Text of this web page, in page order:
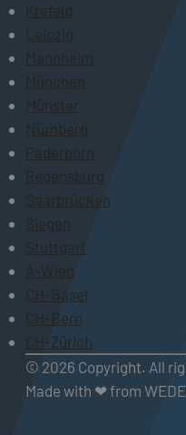
Krefeld
Leipzig
Mannheim
München
Münster
Nürnberg
Paderborn
Regensburg
Saarbrücken
Siegen
Stuttgart
A-Wien
CH-Basel
CH-Bern
CH-Zürich
© 2026 Copyright. All
Made with ❤ from